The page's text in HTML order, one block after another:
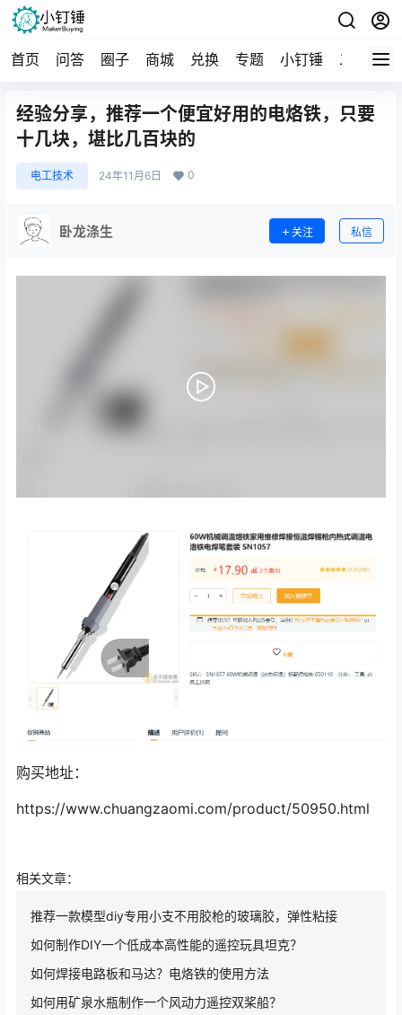
首页 问答 圈子 商城 兑换 专题 小钉锤 二手 导
经验分享，推荐一个便宜好用的电烙铁，只要
十几块，堪比几百块的
电工技术 24年11月6日 0
卧龙涤生 关注 私信
购买地址：
https://www.chuangzaomi.com/product/50950.html
相关文章：
推荐一款模型diy专用小支不用胶枪的玻璃胶，弹性粘接
如何制作DIY一个低成本高性能的遥控玩具坦克？
如何焊接电路板和马达？电烙铁的使用方法
如何用矿泉水瓶制作一个风动力遥控双桨船？